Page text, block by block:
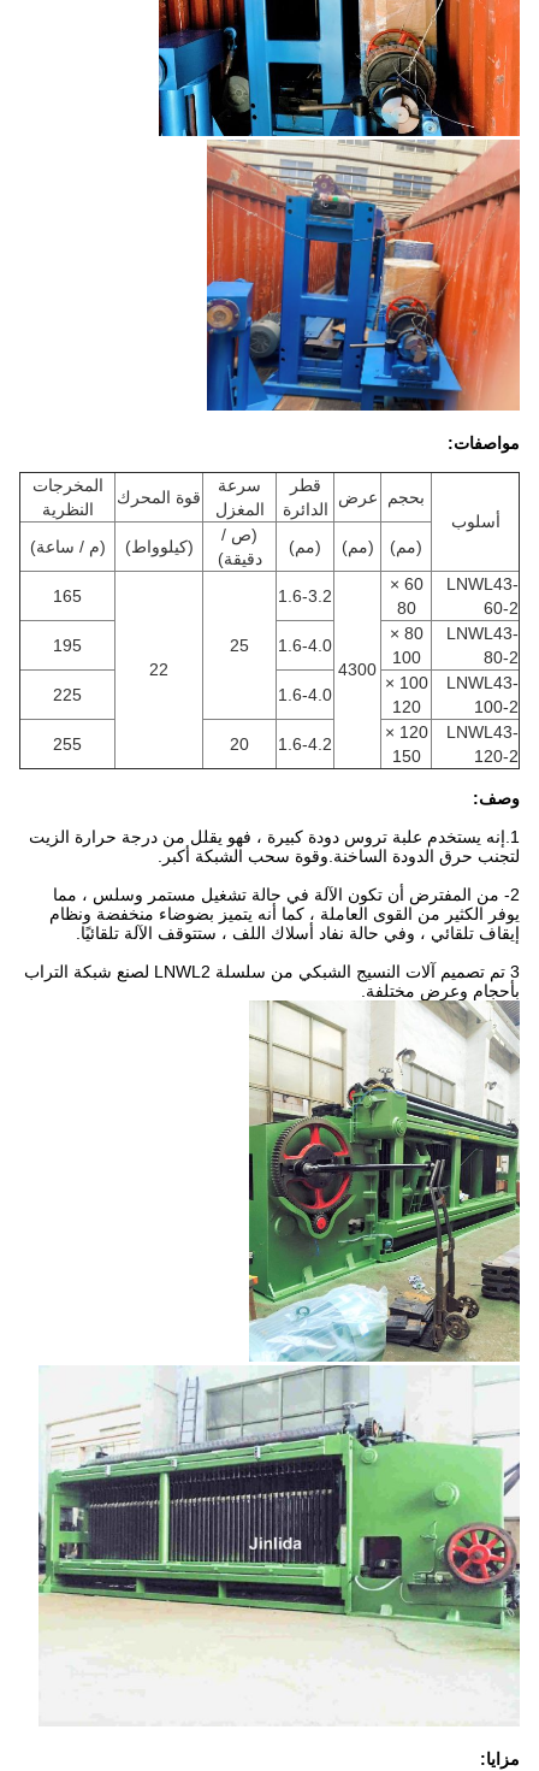
مواصفات:
أسلوب
بحجم عرض
قطر
الدائرة
سرعة
المغزل
قوة المحرك
المخرجات
النظرية
(مم)
(مم) (مم)
(ص /
دقيقة)
(كيلوواط)
(م / ساعة)
LNWL43-
60-2
60 ×
80
4300
1.6-3.2
25
22
165
LNWL43-
80-2
80 ×
100
1.6-4.0
195
LNWL43-
100-2
100 ×
120
1.6-4.0
225
LNWL43-
120-2
120 ×
150
1.6-4.2
20
255
وصف:
1.إنه يستخدم علبة تروس دودة كبيرة ، فهو يقلل من درجة حرارة الزيت
لتجنب حرق الدودة الساخنة.وقوة سحب الشبكة أكبر.
2- من المفترض أن تكون الآلة في حالة تشغيل مستمر وسلس ، مما
يوفر الكثير من القوى العاملة ، كما أنه يتميز بضوضاء منخفضة ونظام
إيقاف تلقائي ، وفي حالة نفاد أسلاك اللف ، ستتوقف الآلة تلقائيًا.
3 تم تصميم آلات النسيج الشبكي من سلسلة LNWL2 لصنع شبكة التراب
بأحجام وعرض مختلفة.
مزايا: